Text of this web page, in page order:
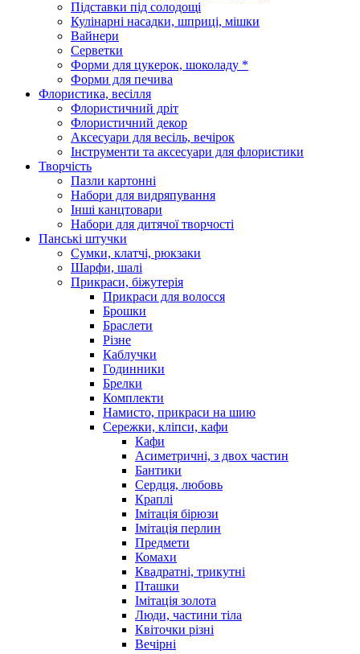
Підставки під солодощі
Кулінарні насадки, шприці, мішки
Вайнери
Серветки
Форми для цукерок, шоколаду *
Форми для печива
Флористика, весілля
Флористичний дріт
Флористичний декор
Аксесуари для весіль, вечірок
Інструменти та аксесуари для флористики
Творчість
Пазли картонні
Набори для видряпування
Інші канцтовари
Набори для дитячої творчості
Панські штучки
Сумки, клатчі, рюкзаки
Шарфи, шалі
Прикраси, біжутерія
Прикраси для волосся
Брошки
Браслети
Різне
Каблучки
Годинники
Брелки
Комплекти
Намисто, прикраси на шию
Сережки, кліпси, кафи
Кафи
Асиметричні, з двох частин
Бантики
Сердця, любовь
Краплі
Імітація бірюзи
Імітація перлин
Предмети
Комахи
Квадратні, трикутні
Пташки
Імітація золота
Люди, частини тіла
Квіточки різні
Вечірні